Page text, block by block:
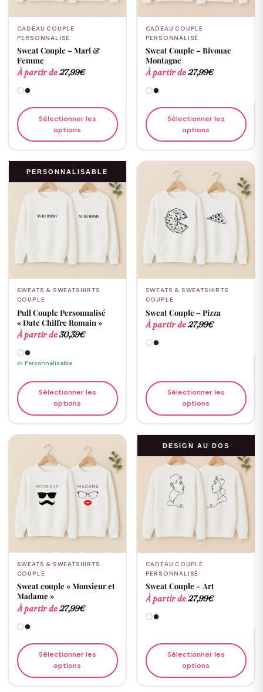
CADEAU COUPLE
PERSONNALISÉ
Sweat Couple – Mari &
Femme
À partir de27,99€
Sélectionner les
options
CADEAU COUPLE
PERSONNALISÉ
Sweat Couple – Bivouac
Montagne
À partir de27,99€
Sélectionner les
options
PERSONNALISABLE
SWEATS & SWEATSHIRTS
COUPLE
Pull Couple Personnalisé
« Date Chiffre Romain »
À partir de30,39€
✏️ Personnalisable
Sélectionner les
options
SWEATS & SWEATSHIRTS
COUPLE
Sweat Couple – Pizza
À partir de27,99€
Sélectionner les
options
SWEATS & SWEATSHIRTS
COUPLE
Sweat couple « Monsieur et
Madame »
À partir de27,99€
Sélectionner les
options
DESIGN AU DOS
CADEAU COUPLE
PERSONNALISÉ
Sweat Couple – Art
À partir de27,99€
Sélectionner les
options